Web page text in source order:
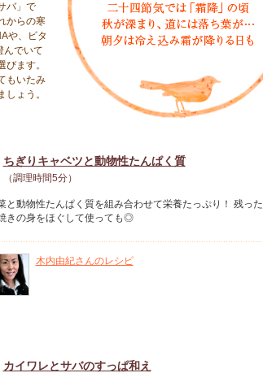
バ」で
からの寒
や、ビタ
んでいて
ます。
もいたみ
ょう。
ちぎりキャベツと動物性たんぱく質
（調理時間5分）
と動物性たんぱく質を組み合わせて栄養たっぷり！ 残った
きの身をほぐして使っても◎
木内由紀さんのレシピ
カイワレとサバのすっぱ和え